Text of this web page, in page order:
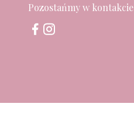
Pozostańmy w kontakcie